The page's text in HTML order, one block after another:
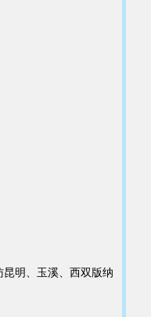
明、玉溪、西双版纳